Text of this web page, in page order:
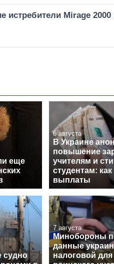
истребители Mirage
еще
6 августа
В Украине
повышение
учителям и
студентам:
выплаты
судно
7 августа
Минобороны
данные
налоговой для